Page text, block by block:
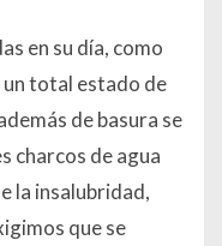
en su día, como
un total estado de
de basura se
charcos de agua
la insalubridad,
que se